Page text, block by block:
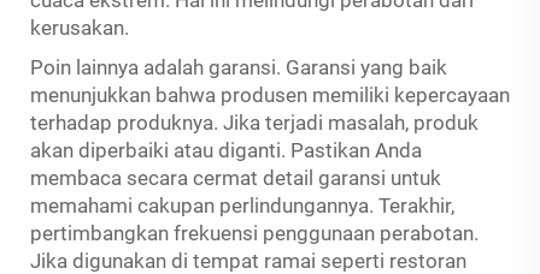
kerusakan.
Poin lainnya adalah garansi. Garansi yang baik
menunjukkan bahwa produsen memiliki kepercayaan
terhadap produknya. Jika terjadi masalah, produk
akan diperbaiki atau diganti. Pastikan Anda
membaca secara cermat detail garansi untuk
memahami cakupan perlindungannya. Terakhir,
pertimbangkan frekuensi penggunaan perabotan.
Jika digunakan di tempat ramai seperti restoran